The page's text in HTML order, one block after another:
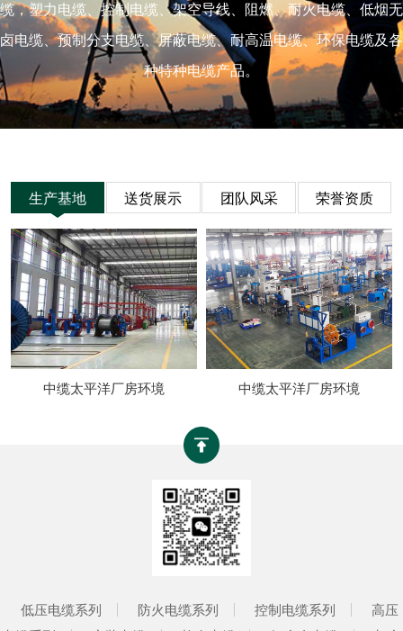
缆，塑力电缆、控制电缆、架空导线、阻燃、耐火电缆、低烟无
卤电缆、预制分支电缆、屏蔽电缆、耐高温电缆、环保电缆及各
种特种电缆产品。
生产基地 送货展示 团队风采 荣誉资质
中缆太平洋厂房环境 中缆太平洋厂房环境
低压电缆系列 防火电缆系列 控制电缆系列
高压